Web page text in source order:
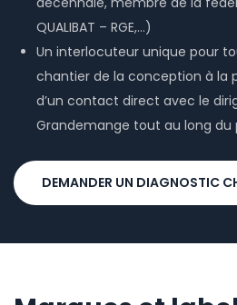
QUALIBAT – RGE,…)
Un interlocuteur unique pour
chantier de la conception à la
d’un contact direct avec le
Grandemange tout au long du
DEMANDER UN DIAGNOSTIC